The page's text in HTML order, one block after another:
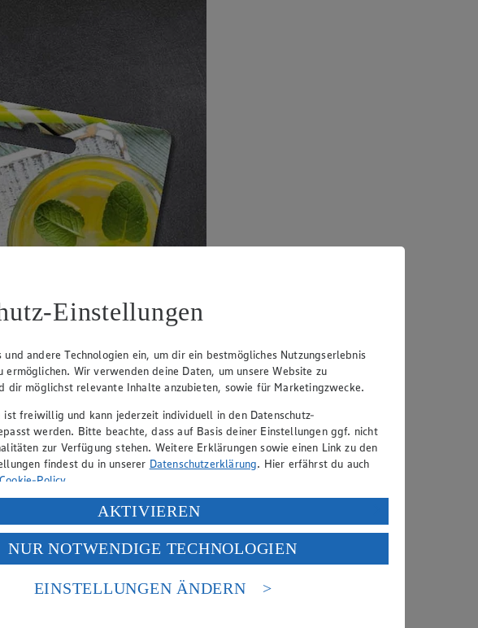
Einstellungen
und andere Technologien ein, um dir ein bestmögliches Nutzungserlebnis
ermöglichen. Wir verwenden deine Daten, um unsere Website zu
dir möglichst relevante Inhalte anzubieten, sowie für Marketingzwecke.
ist freiwillig und kann jederzeit individuell in den Datenschutz-
werden. Bitte beachte, dass auf Basis deiner Einstellungen ggf. nicht
zur Verfügung stehen. Weitere Erklärungen sowie einen Link zu den
findest du in unserer Datenschutzerklärung. Hier erfährst du auch
Cookie-Policy.
personenbezogenen Daten in den USA durch Facebook und YouTube:
klickst, willigst du im Sinne des Art. 49 Abs. 1 Satz 1 lit. a) DSGVO
in den USA verarbeitet werden. Der EuGH sieht die USA als Land mit
Standards nicht angemessenen Datenschutzniveau an. Es besteht das
durch US-amerikanische Behörden.
AKTIVIEREN
NUR NOTWENDIGE TECHNOLOGIEN
EINSTELLUNGEN ÄNDERN